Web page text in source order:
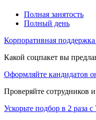
Полная занятость
Полный день
Корпоративная поддержка
Какой соцпакет вы
Оформляйте кандидатов
Проверяйте сотрудников
Ускорьте подбор в 2 раза